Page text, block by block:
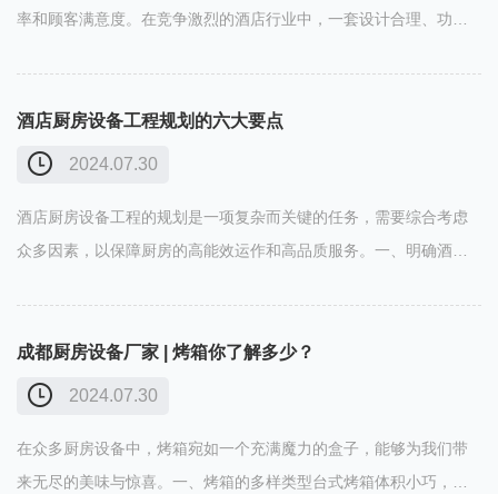
率和顾客满意度。在竞争激烈的酒店行业中，一套设计合理、功能*
由烹饪设……
2024.07.30
酒店厨房设备工程规划的六大要点
酒店厨房设备工程的规划是一项复杂而关键的任务，需要综合考虑
众多因素，以保障厨房的高能效运作和高品质服务。一、明确酒店
差异较大。……
2024.07.30
成都厨房设备厂家 | 烤箱你了解多少？
在众多厨房设备中，烤箱宛如一个充满魔力的盒子，能够为我们带
来无尽的美味与惊喜。一、烤箱的多样类型台式烤箱体积小巧，摆